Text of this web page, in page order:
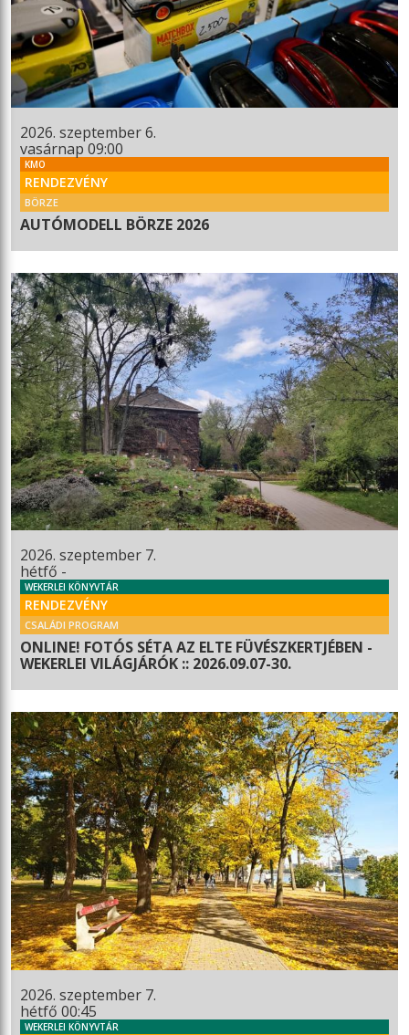
2026. szeptember 6.
vasárnap 09:00
KMO
RENDEZVÉNY
BÖRZE
AUTÓMODELL BÖRZE 2026
2026. szeptember 7.
hétfő -
WEKERLEI KÖNYVTÁR
RENDEZVÉNY
CSALÁDI PROGRAM
ONLINE! FOTÓS SÉTA AZ ELTE FÜVÉSZKERTJÉBEN -
WEKERLEI VILÁGJÁRÓK :: 2026.09.07-30.
2026. szeptember 7.
hétfő 00:45
WEKERLEI KÖNYVTÁR